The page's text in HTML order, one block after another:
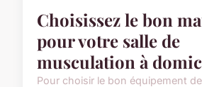
Choisissez le bon
pour votre salle de
musculation à
Pour choisir le bon équipement